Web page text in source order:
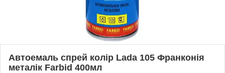
Автоемаль спрей колір Lada 105 Франконія
металік Farbid 400мл